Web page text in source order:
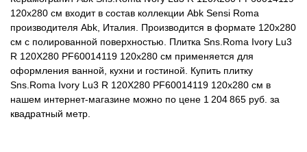
120x280 см входит в состав коллекции Abk Sensi Roma
производителя Abk, Италия. Производится в формате 120x280
см с полированной поверхностью. Плитка Sns.Roma Ivory Lu3
R 120X280 PF60014119 120x280 см применяется для
оформления ванной, кухни и гостиной. Купить плитку
Sns.Roma Ivory Lu3 R 120X280 PF60014119 120x280 см в
нашем интернет-магазине можно по цене 1 204 865 руб. за
квадратный метр.